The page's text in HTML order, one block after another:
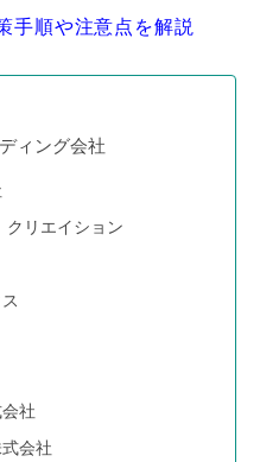
手順や注意点を解説
ィング会社
クリエイション
社
会社